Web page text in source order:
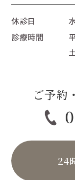
休診日
診療時間
ご予約
24